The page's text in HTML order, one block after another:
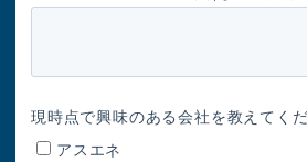
現時点で興味のある会社を教えてく
アスエネ